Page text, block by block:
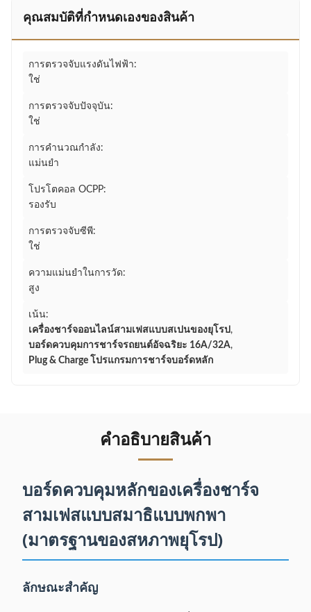
คุณสมบัติที่กําหนดเองของสินค้า
การตรวจจับแรงดันไฟฟ้า:
ใช่
การตรวจจับปัจจุบัน:
ใช่
การคำนวณกำลัง:
แม่นยำ
โปรโตคอล OCPP:
รองรับ
การตรวจจับซีพี:
ใช่
ความแม่นยำในการวัด:
สูง
เน้น:
เครื่องชาร์จออนไลน์สามเฟสแบบสเปนของยุโรป ,
บอร์ดควบคุมการชาร์จรถยนต์อัจฉริยะ 16A/32A,
Plug & Charge โปรแกรมการชาร์จบอร์ดหลัก
คําอธิบายสินค้า
บอร์ดควบคุมหลักของเครื่องชาร์จ
สามเฟสแบบสมาธิแบบพกพา
(มาตรฐานของสหภาพยุโรป)
ลักษณะสําคัญ